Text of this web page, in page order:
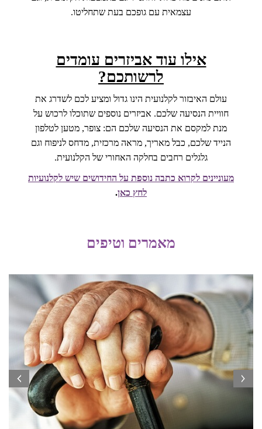
עצמאית עם גופכם בעת שתחליטו.
אילו עוד אביזרים עומדים
לרשותכם?
עולם האיבזור לקלנועית הינו גדול ומציע לכם לשדרג את
חוויית הנסיעה שלכם. אביזרים נוספים שתוכלו לרכוש על
מנת למקסם את הנסיעה שלכם הם: צופר, מטען לטלפון
הנייד שלכם, כבל מאריך, מראה מרכזית, מדחס לניפוח וגם
גלגלים רחבים בחלקה האחורי של הקלנועית.
מעוניינים לקרוא כתבה נוספת על החידושים שיש לקלנועיות
לחץ כאן.
מאמרים וטיפים
prev next